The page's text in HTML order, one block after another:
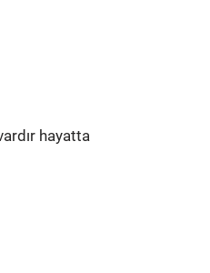
hayatta